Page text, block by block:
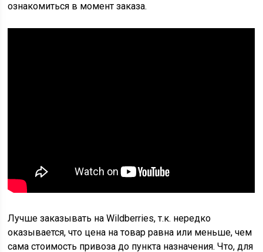
ознакомиться в момент заказа.
Лучше заказывать на Wildberries, т.к. нередко
оказывается, что цена на товар равна или меньше, чем
сама стоимость привоза до пункта назначения. Что, для